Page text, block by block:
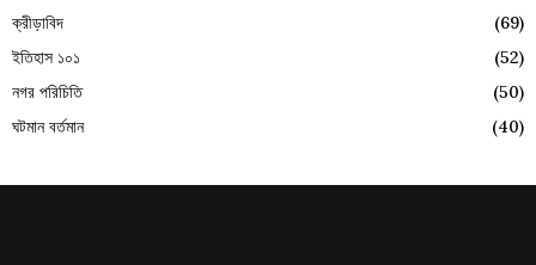
ক্রীড়াবিদ
(69)
ইতিহাস ১০১
(52)
নগর পরিচিতি
(50)
ঘটমান বর্তমান
(40)